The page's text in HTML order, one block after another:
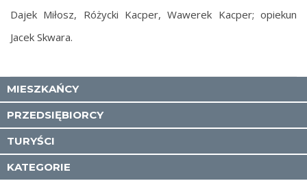
Dajek Miłosz, Różycki Kacper, Wawerek Kacper; opiekun
Jacek Skwara.
MIESZKAŃCY
PRZEDSIĘBIORCY
TURYŚCI
KATEGORIE